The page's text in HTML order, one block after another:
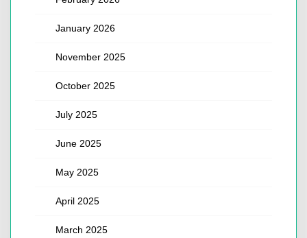
January 2026
November 2025
October 2025
July 2025
June 2025
May 2025
April 2025
March 2025